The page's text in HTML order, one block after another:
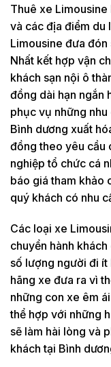
Thuê xe
và các địa điểm du
Limousine đưa đón
Nhất kết hợp vận
khách sạn nội ô
đồng dài hạn ngắn
phục vụ những
Bình dương xuất
đồng theo yêu cầu
nghiệp tổ chức cá
báo giá tham khảo
quý khách có nhu
Các loại xe
chuyển hành
số lượng người đi ít
hãng xe đưa ra vì
những con xe êm
thể hợp với những
sẽ làm hài lòng và
khách tại Bình